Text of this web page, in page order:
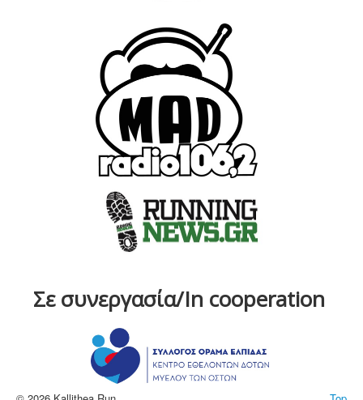
Σε συνεργασία/In cooperation